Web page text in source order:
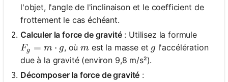
l'objet, l'angle de l'inclinaison et le coefficient de
frottement le cas échéant.
Calculer la force de gravité: Utilisez la formule
F_g = m \cdot g
Fg = m ⋅ g, oùm
mest la masse et g
g l'accélération
due à la gravité (environ 9,8 m/s²).
Décomposer la force de gravité :